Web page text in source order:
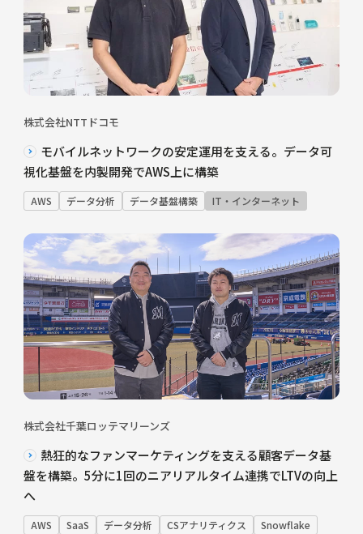
株式会社NTTドコモ
モバイルネットワークの安定運用を支える。データ可
視化基盤を内製開発でAWS上に構築
AWS データ分析 データ基盤構築 IT・インターネット
株式会社千葉ロッテマリーンズ
熱狂的なファンマーケティングを支える顧客データ基
盤を構築。5分に1回のニアリアルタイム連携でLTVの向上
へ
AWS SaaS データ分析 CSアナリティクス
Snowflake